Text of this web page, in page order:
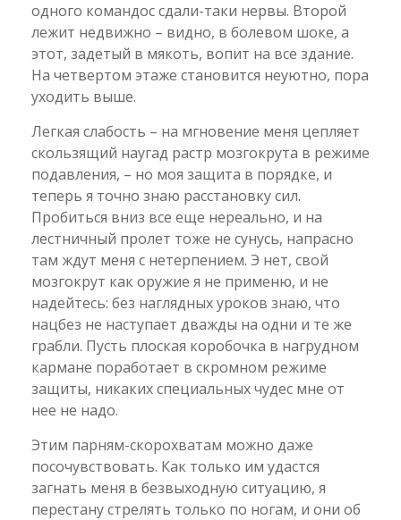
одного командос сдали-таки нервы. Второй
лежит недвижно – видно, в болевом шоке, а
этот, задетый в мякоть, вопит на все здание.
На четвертом этаже становится неуютно, пора
уходить выше.
Легкая слабость – на мгновение меня цепляет
скользящий наугад растр мозгокрута в режиме
подавления, – но моя защита в порядке, и
теперь я точно знаю расстановку сил.
Пробиться вниз все еще нереально, и на
лестничный пролет тоже не сунусь, напрасно
там ждут меня с нетерпением. Э нет, свой
мозгокрут как оружие я не применю, и не
надейтесь: без наглядных уроков знаю, что
нацбез не наступает дважды на одни и те же
грабли. Пусть плоская коробочка в нагрудном
кармане поработает в скромном режиме
защиты, никаких специальных чудес мне от
нее не надо.
Этим парням-скорохватам можно даже
посочувствовать. Как только им удастся
загнать меня в безвыходную ситуацию, я
перестану стрелять только по ногам, и они об